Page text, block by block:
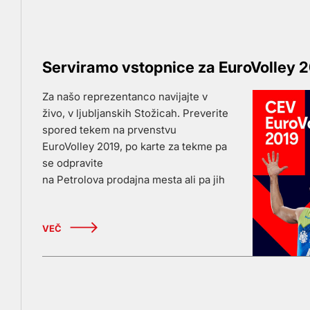
Serviramo vstopnice za EuroVolley
Za našo reprezentanco navijajte v
živo, v ljubljanskih Stožicah. Preverite
spored tekem na prvenstvu
EuroVolley 2019, po karte za tekme pa
se odpravite
na Petrolova prodajna mesta ali pa jih
VEČ